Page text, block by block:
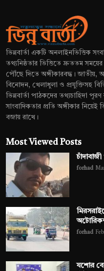
ভিন্নবার্তা একটি অনলাইনভিত্তিক
তথ্যনিষ্ঠতার ভিত্তিতে দ্রুততম
পৌঁছে দিতে অঙ্গীকারবদ্ধ। জাতীয়,
বিনোদন, খেলাধুলা ও প্রযুক্তিসহ
ভিন্নবার্তা পাঠকদের তথ্যচাহিদা
সাংবাদিকতার প্রতি অঙ্গীকার নিয়েই
বজায় রাখে।
Most Viewed Posts
forhad
forhad
যশোর